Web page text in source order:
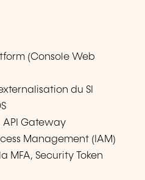
(Console Web
du SI
API Gateway
Management (IAM)
MFA, Security Token